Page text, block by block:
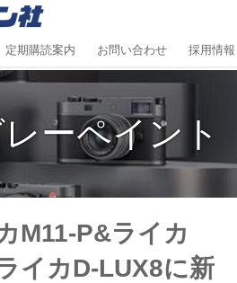
定期購読案内 お問い合わせ 採用情報
ーペイント
M11-P&ライカ
イカD-LUX8に新